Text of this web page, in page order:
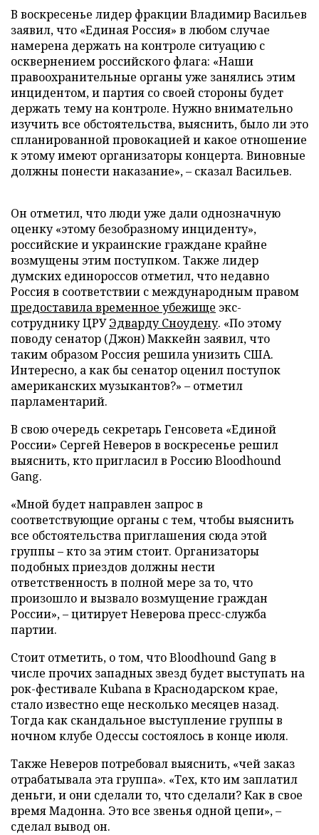
В воскресенье лидер фракции Владимир Васильев
заявил, что «Единая Россия» в любом случае
намерена держать на контроле ситуацию с
осквернением российского флага: «Наши
правоохранительные органы уже занялись этим
инцидентом, и партия со своей стороны будет
держать тему на контроле. Нужно внимательно
изучить все обстоятельства, выяснить, было ли это
спланированной провокацией и какое отношение
к этому имеют организаторы концерта. Виновные
должны понести наказание», – сказал Васильев.
Он отметил, что люди уже дали однозначную
оценку «этому безобразному инциденту»,
российские и украинские граждане крайне
возмущены этим поступком. Также лидер
думских единороссов отметил, что недавно
Россия в соответствии с международным правом
предоставила временное убежище экс-
сотруднику ЦРУЭдварду Сноудену. «По этому
поводу сенатор (Джон) Маккейн заявил, что
таким образом Россия решила унизить США.
Интересно, а как бы сенатор оценил поступок
американских музыкантов?» – отметил
парламентарий.
В свою очередь секретарь Генсовета «Единой
России» Сергей Неверов в воскресенье решил
выяснить, кто пригласил в Россию Bloodhound
Gang.
«Мной будет направлен запрос в
соответствующие органы с тем, чтобы выяснить
все обстоятельства приглашения сюда этой
группы – кто за этим стоит. Организаторы
подобных приездов должны нести
ответственность в полной мере за то, что
произошло и вызвало возмущение граждан
России», – цитирует Неверова пресс-служба
партии.
Стоит отметить, о том, что Bloodhound Gang в
числе прочих западных звезд будет выступать на
рок-фестивале Kubana в Краснодарском крае,
стало известно еще несколько месяцев назад.
Тогда как скандальное выступление группы в
ночном клубе Одессы состоялось в конце июля.
Также Неверов потребовал выяснить, «чей заказ
отрабатывала эта группа». «Тех, кто им заплатил
деньги, и они сделали то, что сделали? Как в свое
время Мадонна. Это все звенья одной цепи», –
сделал вывод он.